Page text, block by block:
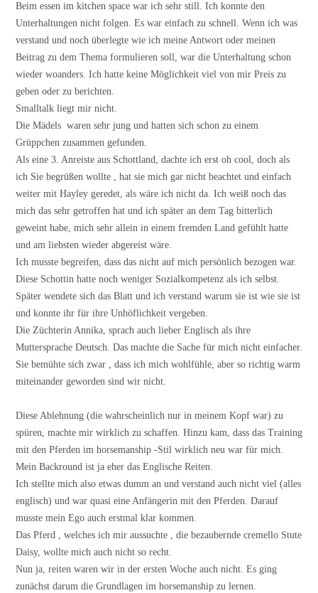
Beim essen im kitchen space war ich sehr still. Ich konnte den
Unterhaltungen nicht folgen. Es war einfach zu schnell. Wenn ich was
verstand und noch überlegte wie ich meine Antwort oder meinen
Beitrag zu dem Thema formulieren soll, war die Unterhaltung schon
wieder woanders. Ich hatte keine Möglichkeit viel von mir Preis zu
geben oder zu berichten.
Smalltalk liegt mir nicht.
Die Mädels waren sehr jung und hatten sich schon zu einem
Grüppchen zusammen gefunden.
Als eine 3. Anreiste aus Schottland, dachte ich erst oh cool, doch als
ich Sie begrüßen wollte , hat sie mich gar nicht beachtet und einfach
weiter mit Hayley geredet, als wäre ich nicht da. Ich weiß noch das
mich das sehr getroffen hat und ich später an dem Tag bitterlich
geweint habe, mich sehr allein in einem fremden Land gefühlt hatte
und am liebsten wieder abgereist wäre.
Ich musste begreifen, dass das nicht auf mich persönlich bezogen war.
Diese Schottin hatte noch weniger Sozialkompetenz als ich selbst.
Später wendete sich das Blatt und ich verstand warum sie ist wie sie ist
und konnte ihr für ihre Unhöflichkeit vergeben.
Die Züchterin Annika, sprach auch lieber Englisch als ihre
Muttersprache Deutsch. Das machte die Sache für mich nicht einfacher.
Sie bemühte sich zwar , dass ich mich wohlfühle, aber so richtig warm
miteinander geworden sind wir nicht.
Diese Ablehnung (die wahrscheinlich nur in meinem Kopf war) zu
spüren, machte mir wirklich zu schaffen. Hinzu kam, dass das Training
mit den Pferden im horsemanship -Stil wirklich neu war für mich.
Mein Backround ist ja eher das Englische Reiten.
Ich stellte mich also etwas dumm an und verstand auch nicht viel (alles
englisch) und war quasi eine Anfängerin mit den Pferden. Darauf
musste mein Ego auch erstmal klar kommen.
Das Pferd , welches ich mir aussuchte , die bezaubernde cremello Stute
Daisy, wollte mich auch nicht so recht.
Nun ja, reiten waren wir in der ersten Woche auch nicht. Es ging
zunächst darum die Grundlagen im horsemanship zu lernen.